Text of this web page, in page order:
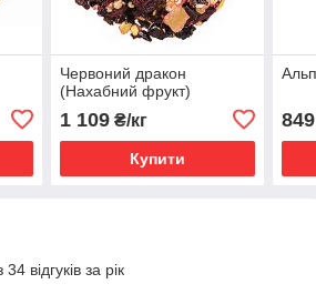
Червоний дракон
(Нахабний фрукт)
1 109₴/кг
Купити
849
відгуків за рік